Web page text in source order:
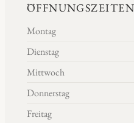
ÖFFNUNGSZEITEN
Montag
Dienstag
Mittwoch
Donnerstag
Freitag